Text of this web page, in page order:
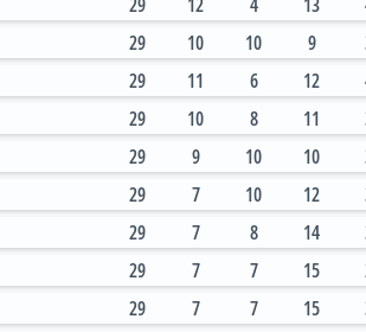
29 10 10 9
29 11 6 12
29 10 8 11
29 9 10 10
29 7 10 12
29 7 8 14
29 7 7 15
29 7 7 15